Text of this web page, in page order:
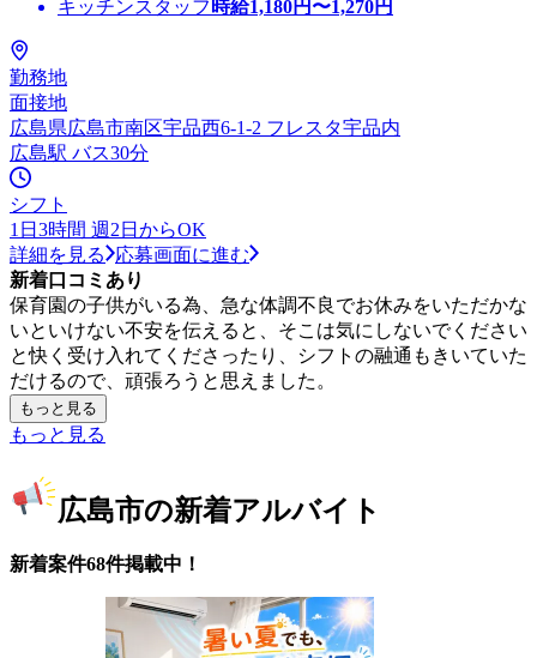
キッチンスタッフ 時給1,180円〜1,270円
勤務地
面接地
広島県広島市南区宇品西6-1-2 フレスタ宇品内
広島駅 バス30分
シフト
1日3時間 週2日からOK
詳細を見る
応募画面に進む
新着口コミあり
保育園の子供がいる為、急な体調不良でお休みをいただかな
いといけない不安を伝えると、そこは気にしないでください
と快く受け入れてくださったり、シフトの融通もきいていた
だけるので、頑張ろうと思えました。
もっと見る
もっと見る
広島市の新着アルバイト
新着案件68件掲載中！